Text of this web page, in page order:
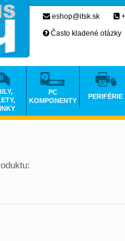
eshop@itsk.sk
Často kladené otázky
PC
KOMPONENTY
PERIFÉRIE